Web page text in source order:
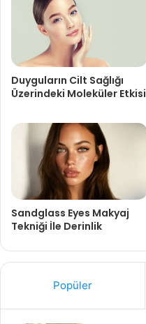
Duyguların Cilt Sağlığı
Üzerindeki Moleküler Etkisi
Sandglass Eyes Makyaj
Tekniği İle Derinlik
Popüler